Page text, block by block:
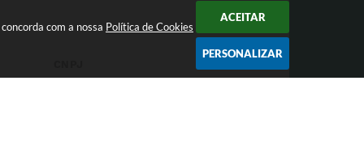
com a nossa Política de Cookies
ACEITAR
PERSONALIZAR
17.888.090/0001-00